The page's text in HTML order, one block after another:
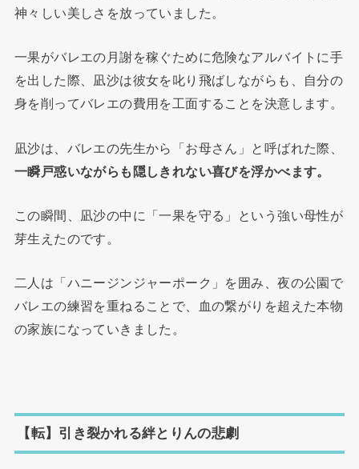
神々しい美しさを放っていました。
一果がバレエの月謝を稼ぐために危険なアルバイトに手
を出した際、凪沙は彼女を叱り飛ばしながらも、自分の
身を削ってバレエの費用を工面することを決意します。
凪沙は、バレエの先生から「お母さん」と呼ばれた際、
一瞬戸惑いながらも隠しきれない喜びを浮かべます。
この瞬間、凪沙の中に「一果を守る」という強い母性が
芽生えたのです。
二人は「ハニージンジャーポーク」を囲み、夜の公園で
バレエの練習を重ねることで、血の繋がりを超えた本物
の家族になっていきました。
【転】引き裂かれる絆とりんの悲劇